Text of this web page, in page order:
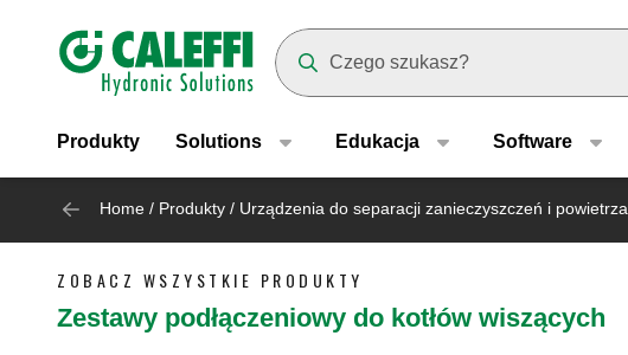
Header main navigation
Produkty Solutions Edukacja Software
Home / Produkty / Urządzenia do separacji zanieczyszczeń i powietrza
ZOBACZ WSZYSTKIE PRODUKTY
Zestawy podłączeniowy do kotłów wiszących